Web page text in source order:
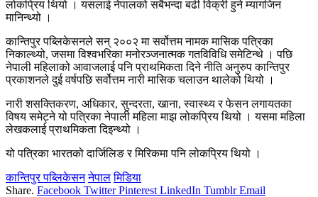
लोकप्रिय थियो । यसलाई नेपालको सबैभन्दा बढी विक्री हुने म्यागजिन
मानिन्थ्यो ।
कान्तिपुर पब्लिकेसनले सन् २००२ मा सर्वोत्तम नामक मासिक पत्रिका
निकाल्थ्यो, जसमा विश्वभरिका मनोरञ्जनात्मक गतविविधि समेटिन्थे । पछि
नेपाली महिलाको आवाजलाई पनि प्राथमिकता दिने नीति अनुरुप कान्तिपुर
प्रकाशनले दुई वर्षपछि सर्वोत्तम नारी मासिक चलाउन थालेको थियो ।
नारी शसक्तिकरण, अधिकार, सुन्दरता, खाना, स्वास्थ्य र फेसन लगायतका
विषय समेट्ने यो पत्रिका नेपाली महिला माझ लोकप्रिय थियो । यसमा महिला
लेखकलाई प्राथमिकता दिइन्थ्यो ।
यो पत्रिका भारतको दार्जिलिङ र मिरिकमा पनि लोकप्रिय थियो ।
कान्तिपुर पब्लिकेसन नेपाल मिडिया
Share. Facebook Twitter Pinterest LinkedIn Tumblr Email